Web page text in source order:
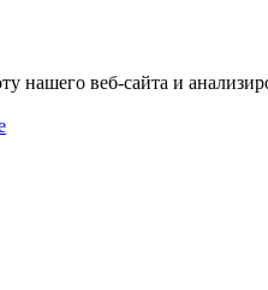
веб-сайта и